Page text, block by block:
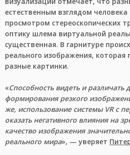
естественным взглядом
просмотром стереоскопических
оптику шлема виртуальной
существенная. В гарнитуре
реального изображения, которая
разные картинки.
«Способность видеть и различать
формирования резкого
же, использование системы VR с
оказать негативного влияния на
качество изображения
реального мира», — уверяет